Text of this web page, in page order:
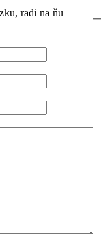
radi na ňu